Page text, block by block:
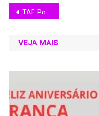
TAF: Por que muitos “marombas” reprovam nos concursos?
VEJA MAIS